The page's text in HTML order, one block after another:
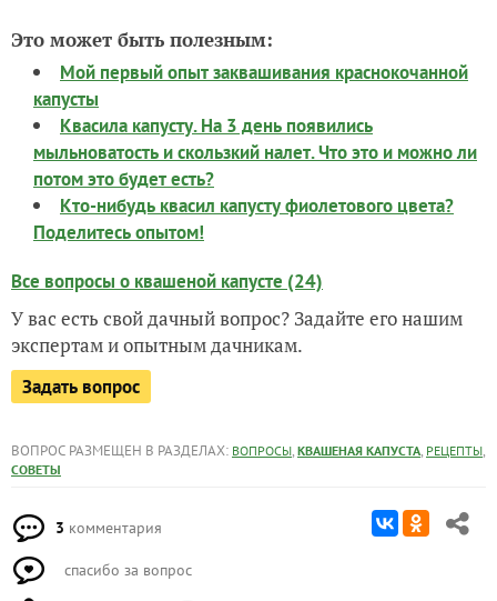
Это может быть полезным:
Мой первый опыт заквашивания краснокочанной
капусты
Квасила капусту. На 3 день появились
мыльноватость и скользкий налет. Что это и можно ли
потом это будет есть?
Кто-нибудь квасил капусту фиолетового цвета?
Поделитесь опытом!
Все вопросы о квашеной капусте (24)
У вас есть свой дачный вопрос? Задайте его нашим
экспертам и опытным дачникам.
Задать вопрос
ВОПРОС РАЗМЕЩЕН В РАЗДЕЛАХ: ВОПРОСЫ, КВАШЕНАЯ КАПУСТА, РЕЦЕПТЫ,
СОВЕТЫ
3 комментария
спасибо за вопрос